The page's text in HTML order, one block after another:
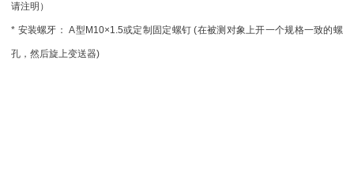
请注明）
* 安装螺牙： A型M10×1.5或定制固定螺钉 (在被测对象上开一个规格一致的螺
孔，然后旋上变送器)